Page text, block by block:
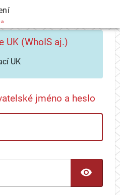
UK (WhoIS aj.)
UK
jméno a heslo